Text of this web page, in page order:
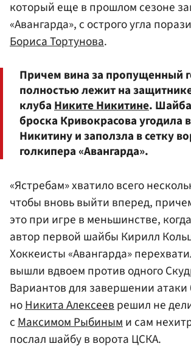
который еще в прошлом сезоне
«Авангарда», с острого угла
Бориса Тортунова.
Причем вина за пропущенный
полностью лежит на
клубаНиките Никитине.
броска Кривокрасова угодила
Никитину и заползла в сетку
голкипера «Авангарда».
«Ястребам» хватило всего
чтобы вновь выйти вперед,
это при игре в меньшинстве,
автор первой шайбы Кирилл
Хоккеисты «Авангарда»
вышли вдвоем против одного
Вариантов для завершении атаки
ноНикита Алексееврешил не
сМаксимом Рыбиными сам
послал шайбу в ворота ЦСКА.